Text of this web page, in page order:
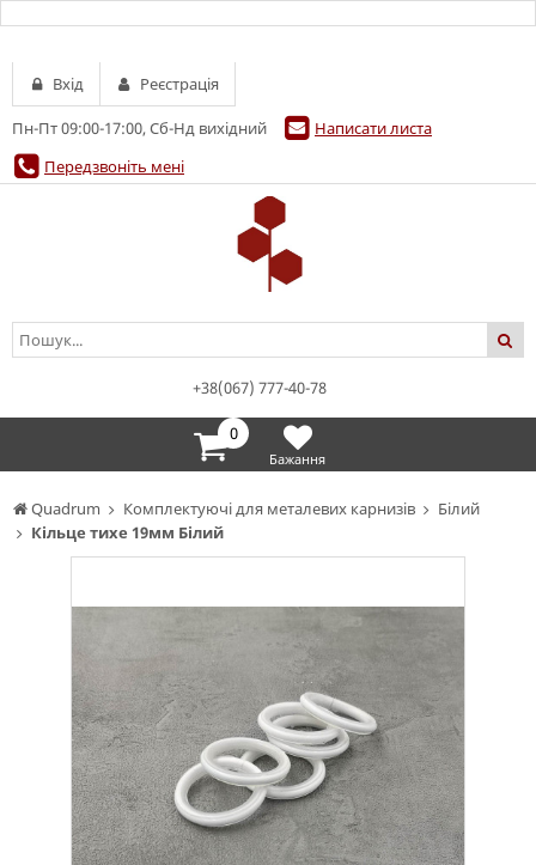
Quadrum Комплектуючі для металевих карнизів
Білий
Кільце тихе 19мм Білий
Пн-Пт 09:00-17:00, Сб-Нд вихідний
Написати листа
Передзвоніть мені
Вхід Реєстрація
+38(067) 777-40-78
0
Бажання